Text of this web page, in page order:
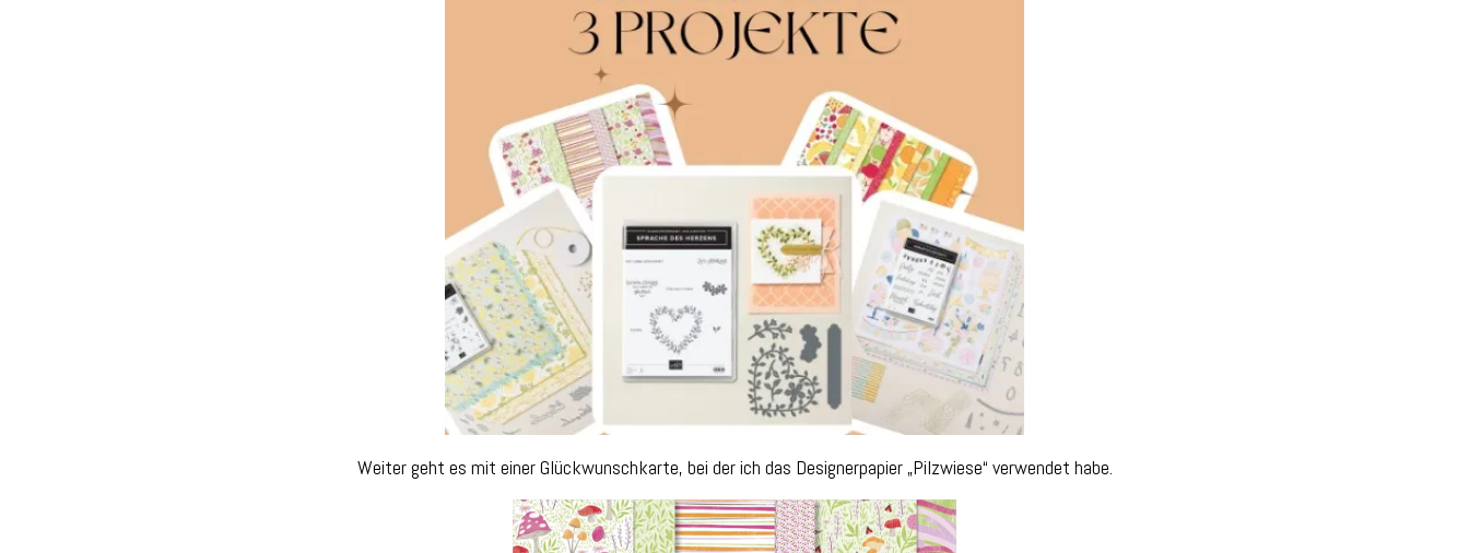
Weiter geht es mit einer Glückwunschkarte, bei der ich das Designerpapier „Pilzwiese“ verwendet habe.